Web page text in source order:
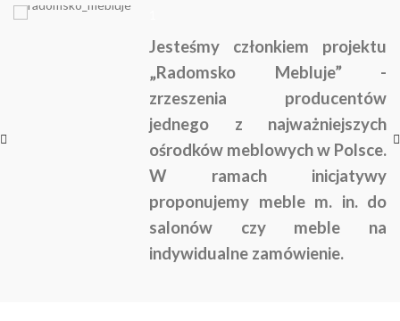
Jesteśmy członkiem projektu
„Radomsko Mebluje” -
zrzeszenia producentów
jednego z najważniejszych
ośrodków meblowych w Polsce.
W ramach inicjatywy
proponujemy meble m. in. do
salonów czy meble na
indywidualne zamówienie.